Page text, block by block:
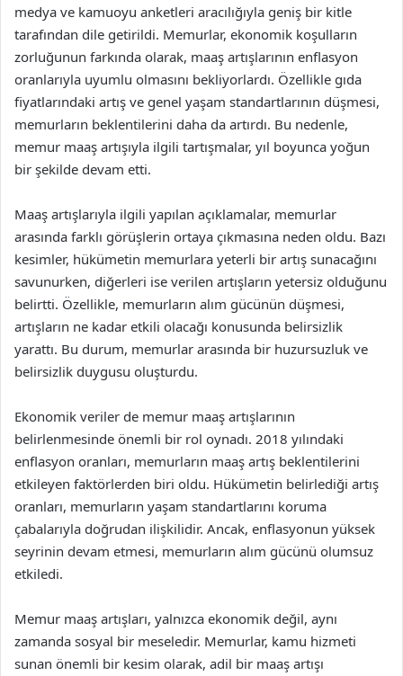
medya ve kamuoyu anketleri aracılığıyla geniş bir kitle
tarafından dile getirildi. Memurlar, ekonomik koşulların
zorluğunun farkında olarak, maaş artışlarının enflasyon
oranlarıyla uyumlu olmasını bekliyorlardı. Özellikle gıda
fiyatlarındaki artış ve genel yaşam standartlarının düşmesi,
memurların beklentilerini daha da artırdı. Bu nedenle,
memur maaş artışıyla ilgili tartışmalar, yıl boyunca yoğun
bir şekilde devam etti.
Maaş artışlarıyla ilgili yapılan açıklamalar, memurlar
arasında farklı görüşlerin ortaya çıkmasına neden oldu. Bazı
kesimler, hükümetin memurlara yeterli bir artış sunacağını
savunurken, diğerleri ise verilen artışların yetersiz olduğunu
belirtti. Özellikle, memurların alım gücünün düşmesi,
artışların ne kadar etkili olacağı konusunda belirsizlik
yarattı. Bu durum, memurlar arasında bir huzursuzluk ve
belirsizlik duygusu oluşturdu.
Ekonomik veriler de memur maaş artışlarının
belirlenmesinde önemli bir rol oynadı. 2018 yılındaki
enflasyon oranları, memurların maaş artış beklentilerini
etkileyen faktörlerden biri oldu. Hükümetin belirlediği artış
oranları, memurların yaşam standartlarını koruma
çabalarıyla doğrudan ilişkilidir. Ancak, enflasyonun yüksek
seyrinin devam etmesi, memurların alım gücünü olumsuz
etkiledi.
Memur maaş artışları, yalnızca ekonomik değil, aynı
zamanda sosyal bir meseledir. Memurlar, kamu hizmeti
sunan önemli bir kesim olarak, adil bir maaş artışı